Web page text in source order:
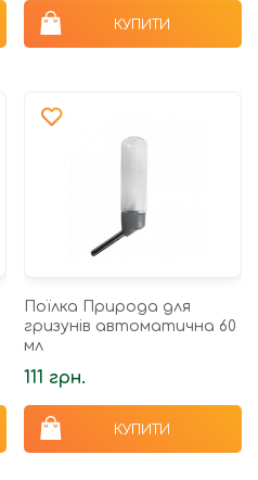
КУПИТИ
Поїлка Природа для
гризунів автоматична 60
мл
111 грн.
КУПИТИ